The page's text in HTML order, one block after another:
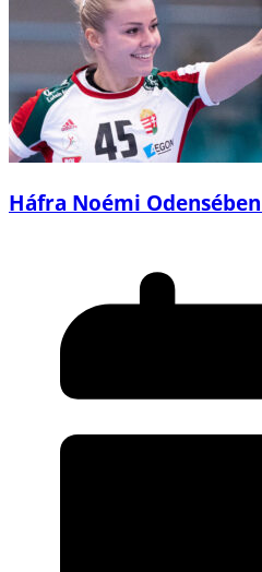
Háfra Noémi